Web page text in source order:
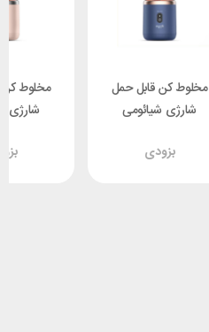
مخلوط کن قابل حمل
شارژی شیائومی
NU06
بزودی
مخلوط
شارژی